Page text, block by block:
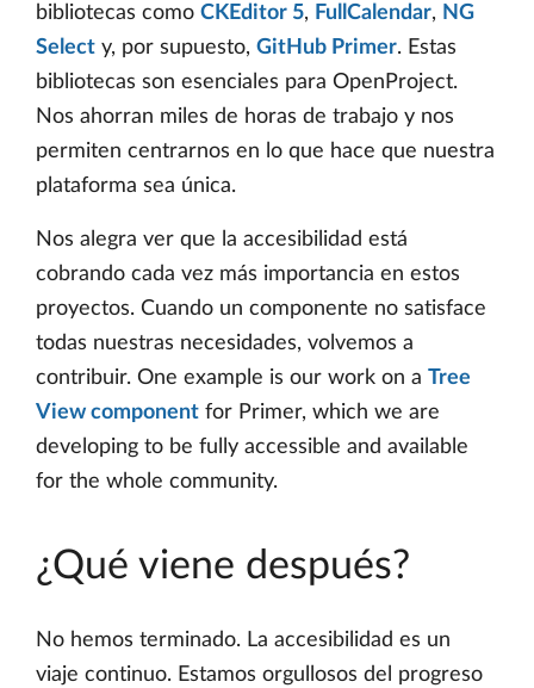
bibliotecas como CKEditor 5, FullCalendar, NG
Select y, por supuesto, GitHub Primer. Estas
bibliotecas son esenciales para OpenProject.
Nos ahorran miles de horas de trabajo y nos
permiten centrarnos en lo que hace que nuestra
plataforma sea única.
Nos alegra ver que la accesibilidad está
cobrando cada vez más importancia en estos
proyectos. Cuando un componente no satisface
todas nuestras necesidades, volvemos a
contribuir. One example is our work on a Tree
View component for Primer, which we are
developing to be fully accessible and available
for the whole community.
¿Qué viene después?
No hemos terminado. La accesibilidad es un
viaje continuo. Estamos orgullosos del progreso